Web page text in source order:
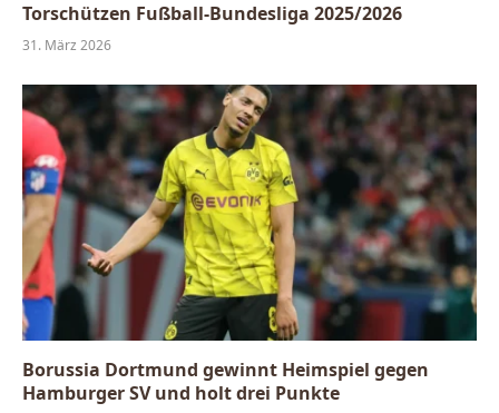
Torschützen Fußball-Bundesliga 2025/2026
31. März 2026
Borussia Dortmund gewinnt Heimspiel gegen
Hamburger SV und holt drei Punkte